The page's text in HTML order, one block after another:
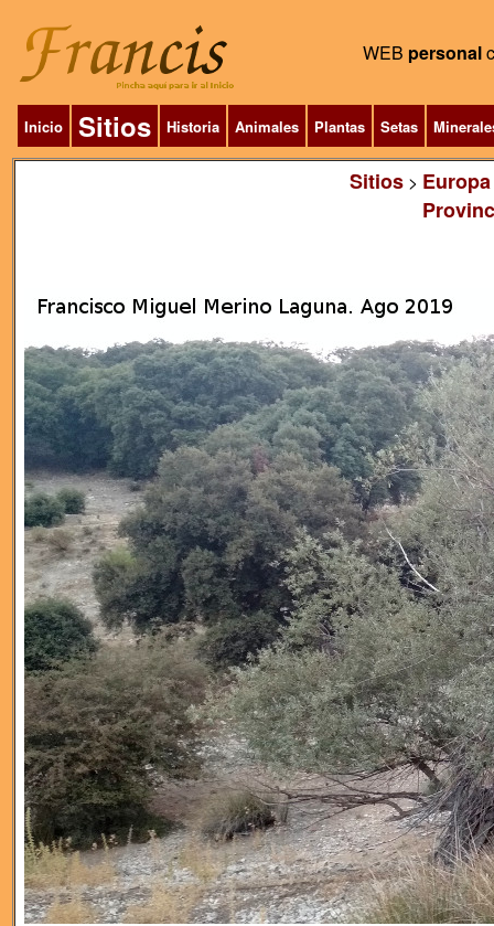
WEB personal
Inicio Sitios Historia Animales Plantas Setas
Sitios > Europa